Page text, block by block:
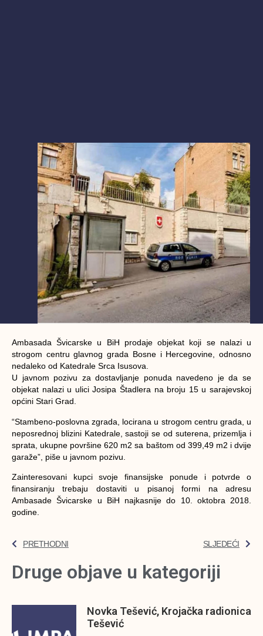
Ambasada Švicarske u BiH prodaje objekat koji se nalazi u
strogom centru glavnog grada Bosne i Hercegovine, odnosno
nedaleko od Katedrale Srca Isusova.
U javnom pozivu za dostavljanje ponuda navedeno je da se
objekat nalazi u ulici Josipa Štadlera na broju 15 u sarajevskoj
općini Stari Grad.
“Stambeno-poslovna zgrada, locirana u strogom centru grada, u
neposrednoj blizini Katedrale, sastoji se od suterena, prizemlja i
sprata, ukupne površine 620 m2 sa baštom od 399,49 m2 i dvije
garaže”, piše u javnom pozivu.
Zainteresovani kupci svoje finansijske ponude i potvrde o
finansiranju trebaju dostaviti u pisanoj formi na adresu
Ambasade Švicarske u BiH najkasnije do 10. oktobra 2018.
godine.
PRETHODNI SLJEDEĆI
Druge objave u kategoriji
Novka Tešević, Krojačka radionica
Tešević